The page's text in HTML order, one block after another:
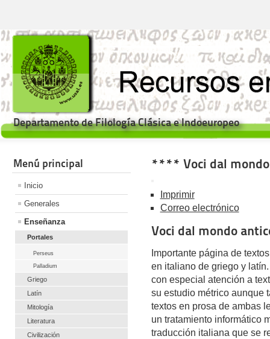
Departamento de Filología Clásica e Indoeuropeo
Menú principal
Inicio
Generales
Enseñanza
Portales
Perseus
Palladium
Griego
Latín
Mitología
Literatura
Civilización
**** Voci dal
Imprimir
Correo electrónico
Voci dal mondo
Importante página de
en italiano de griego y
con especial atención a
su estudio métrico aunque
textos en prosa de ambas
un tratamiento informático
traducción italiana que se